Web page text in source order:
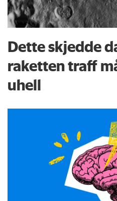
Dette skjedde
raketten traff
uhell